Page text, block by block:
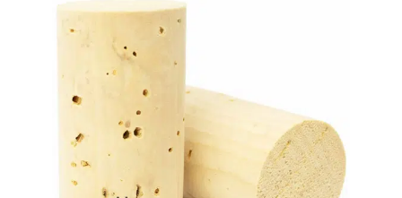
Favorite choice for premium and quality wines. Gives a
crucial contribution to the evolution and refinement of the
wine during its aging process.